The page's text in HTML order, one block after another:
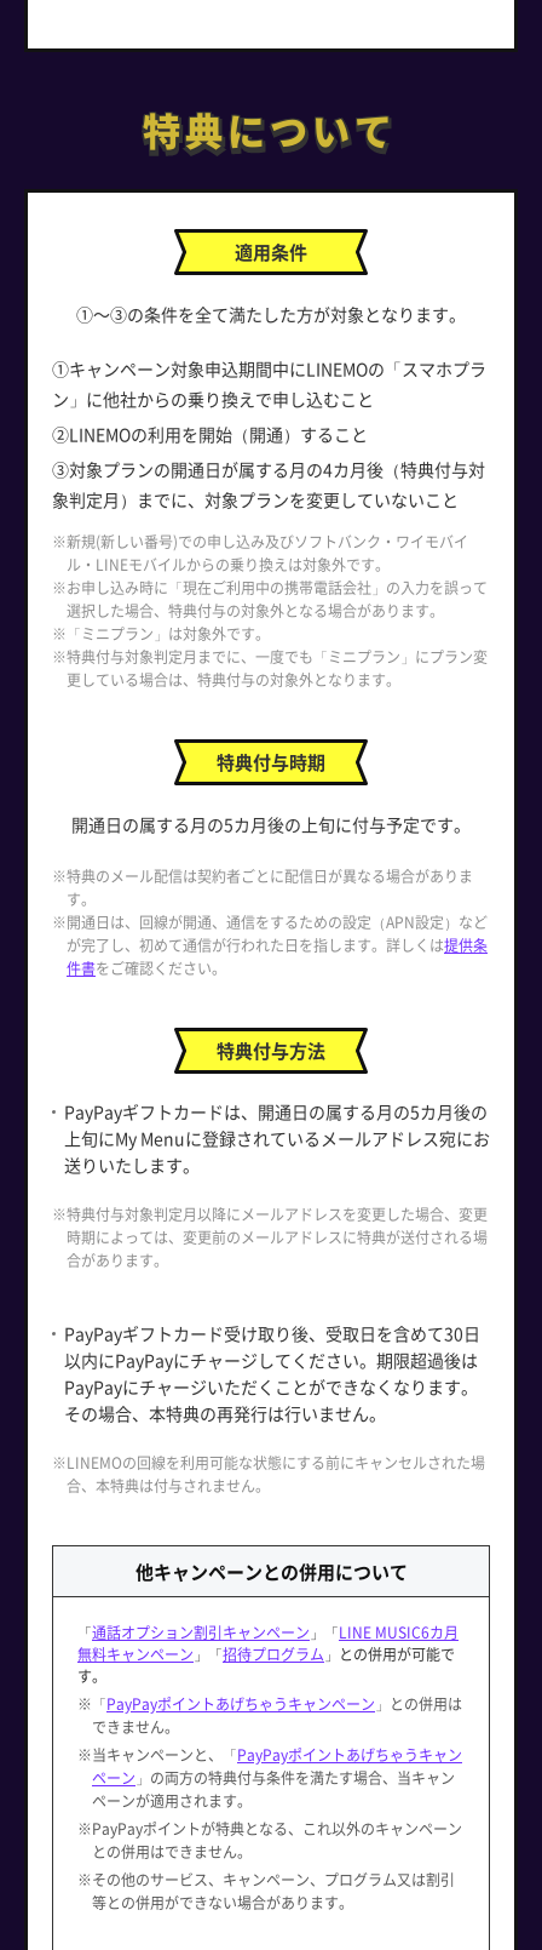
特典について
特典について
適用条件
①～③の条件を全て満たした方が対象となります。
①キャンペーン対象申込期間中にLINEMOの「スマホプラ
ン」に他社からの乗り換えで申し込むこと
②LINEMOの利用を開始（開通）すること
③対象プランの開通日が属する月の4カ月後（特典付与対
象判定月）までに、対象プランを変更していないこと
※新規(新しい番号)での申し込み及びソフトバンク・ワイモバイ
ル・LINEモバイルからの乗り換えは対象外です。
※お申し込み時に「現在ご利用中の携帯電話会社」の入力を誤って
選択した場合、特典付与の対象外となる場合があります。
※「ミニプラン」は対象外です。
※特典付与対象判定月までに、一度でも「ミニプラン」にプラン変
更している場合は、特典付与の対象外となります。
特典付与時期
開通日の属する月の5カ月後の上旬に付与予定です。
※特典のメール配信は契約者ごとに配信日が異なる場合がありま
す。
※開通日は、回線が開通、通信をするための設定（APN設定）など
が完了し、初めて通信が行われた日を指します。詳しくは提供条
件書をご確認ください。
特典付与方法
PayPayギフトカードは、開通日の属する月の5カ月後の
上旬にMy Menuに登録されているメールアドレス宛にお
送りいたします。
※特典付与対象判定月以降にメールアドレスを変更した場合、変更
時期によっては、変更前のメールアドレスに特典が送付される場
合があります。
PayPayギフトカード受け取り後、受取日を含めて30日
以内にPayPayにチャージしてください。期限超過後は
PayPayにチャージいただくことができなくなります。
その場合、本特典の再発行は行いません。
※LINEMOの回線を利用可能な状態にする前にキャンセルされた場
合、本特典は付与されません。
他キャンペーンとの併用について
「通話オプション割引キャンペーン 」「LINE MUSIC6カ月
無料キャンペーン 」「招待プログラム 」との併用が可能で
す。
※「PayPayポイントあげちゃうキャンペーン 」との併用は
できません。
※当キャンペーンと、「PayPayポイントあげちゃうキャン
ペーン 」の両方の特典付与条件を満たす場合、当キャン
ペーンが適用されます。
※PayPayポイントが特典となる、これ以外のキャンペーン
との併用はできません。
※その他のサービス、キャンペーン、プログラム又は割引
等との併用ができない場合があります。